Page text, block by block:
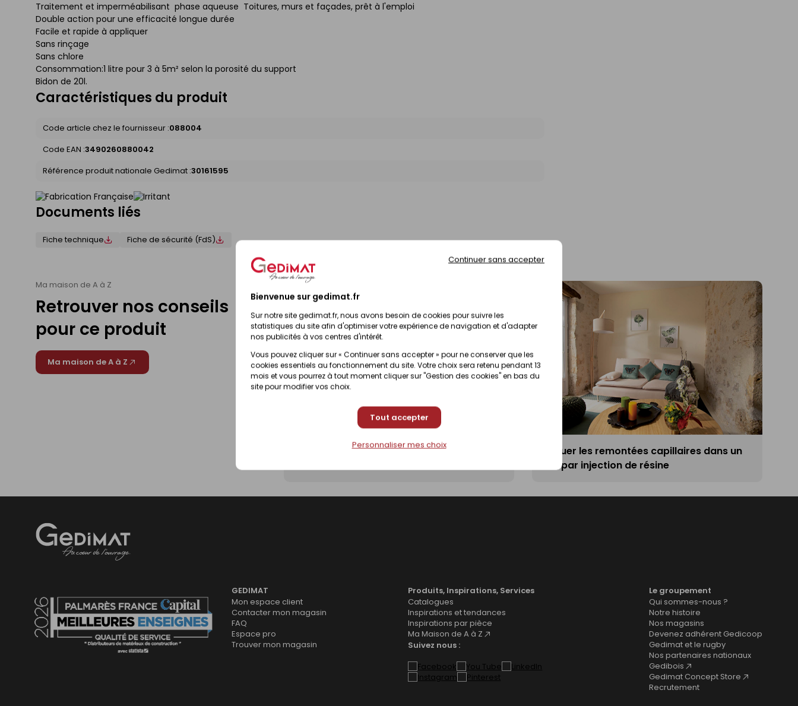
Bienvenue sur gedimat.fr
Sur notre site gedimat.fr, nous avons besoin de cookies pour suivre les
statistiques du site afin d'optimiser votre expérience de navigation et d'adapter
nos publicités à vos centres d'intérêt.
Vous pouvez cliquer sur « Continuer sans accepter » pour ne conserver que les
cookies essentiels au fonctionnement du site. Votre choix sera retenu pendant 13
mois et vous pourrez à tout moment cliquer sur "Gestion des cookies" en bas du
site pour modifier vos choix.
Tout accepter
Continuer sans accepter
Personnaliser mes choix
Traitement et imperméabilisant  phase aqueuse  Toitures, murs et façades, prêt à l'emploi
Double action pour une efficacité longue durée
Facile et rapide à appliquer
Sans rinçage
Sans chlore
Consommation:1 litre pour 3 à 5m² selon la porosité du support
Bidon de 20l.
Caractéristiques du produit
Code article chez le fournisseur :088004
Code EAN :3490260880042
Référence produit nationale Gedimat :30161595
Documents liés
Fiche technique Fiche de sécurité (FdS)
Ma maison de A à Z
Retrouver nos conseils
pour ce produit
Ma maison de A à Z
Nettoyer une toiture en tuile
Bloquer les remontées capillaires dans un
mur par injection de résine
GEDIMAT
Mon espace client
Contacter mon magasin
FAQ
Espace pro
Trouver mon magasin
Produits, Inspirations, Services
Catalogues
Inspirations et tendances
Inspirations par pièce
Ma Maison de A à Z
Suivez nous :
Le groupement
Qui sommes-nous ?
Notre histoire
Nos magasins
Devenez adhérent Gedicoop
Gedimat et le rugby
Nos partenaires nationaux
Gedibois
Gedimat Concept Store
Recrutement